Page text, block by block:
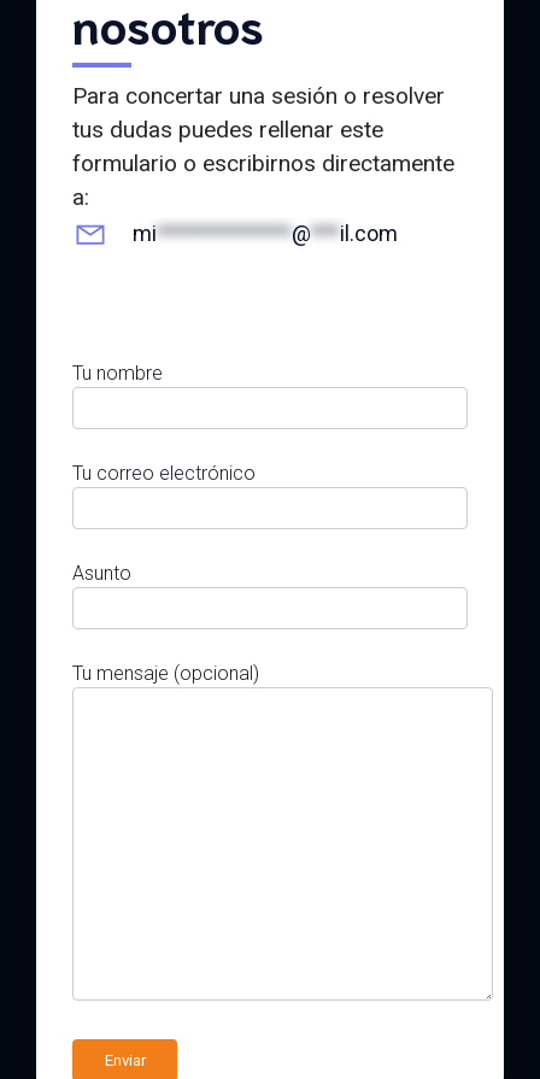
nosotros
Para concertar una sesión o resolver
tus dudas puedes rellenar este
formulario o escribirnos directamente
a:
mi**************@***il.com
Tu nombre
Tu correo electrónico
Asunto
Tu mensaje (opcional)